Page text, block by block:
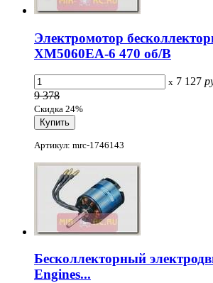
Электромотор
XM5060EA-6 470 об/В
x 7 127
9 378
Скидка 24%
Артикул: mrc-1746143
Бесколлекторный
Engines...